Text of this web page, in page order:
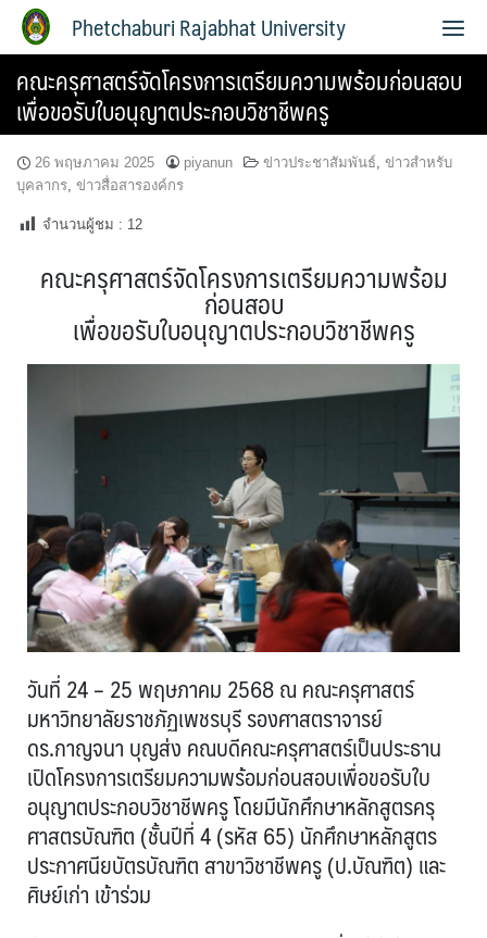
Phetchaburi Rajabhat University
คณะครุศาสตร์จัดโครงการเตรียมความพร้อมก่อนสอบ
เพื่อขอรับใบอนุญาตประกอบวิชาชีพครู
26 พฤษภาคม 2025 piyanun ข่าวประชาสัมพันธ์, ข่าวสำหรับ
บุคลากร, ข่าวสื่อสารองค์กร
จำนวนผู้ชม : 12
คณะครุศาสตร์จัดโครงการเตรียมความพร้อม
ก่อนสอบ
เพื่อขอรับใบอนุญาตประกอบวิชาชีพครู
วันที่ 24 – 25 พฤษภาคม 2568 ณ คณะครุศาสตร์
มหาวิทยาลัยราชภัฏเพชรบุรี รองศาสตราจารย์
ดร.กาญจนา บุญส่ง คณบดีคณะครุศาสตร์เป็นประธาน
เปิดโครงการเตรียมความพร้อมก่อนสอบเพื่อขอรับใบ
อนุญาตประกอบวิชาชีพครู โดยมีนักศึกษาหลักสูตรครุ
ศาสตรบัณฑิต (ชั้นปีที่ 4 (รหัส 65) นักศึกษาหลักสูตร
ประกาศนียบัตรบัณฑิต สาขาวิชาชีพครู (ป.บัณฑิต) และ
ศิษย์เก่า เข้าร่วม